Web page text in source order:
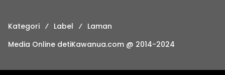
Kategori Label
Laman
Media Online detiKawanua.com @ 2014-2024